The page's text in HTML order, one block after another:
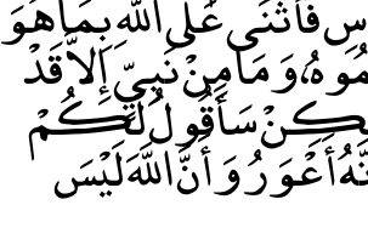
وَمَا مِنْ نَبِيٍّ إِلاَّ قَدْ
وَلَكِنْ سَأَقُولُ لَكُمْ
أَعْوَرُ وَأَنَّ اللَّهَ لَيْسَ